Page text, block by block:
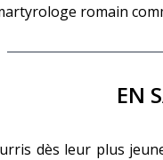
romain
EN
dès leur plus